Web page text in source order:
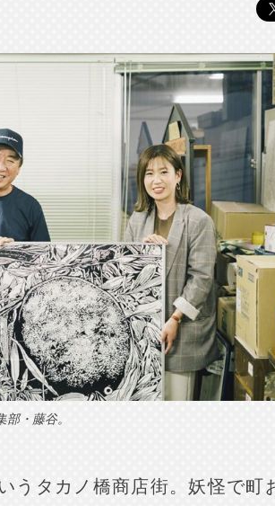
・藤谷。
うタカノ橋商店街。妖怪で町